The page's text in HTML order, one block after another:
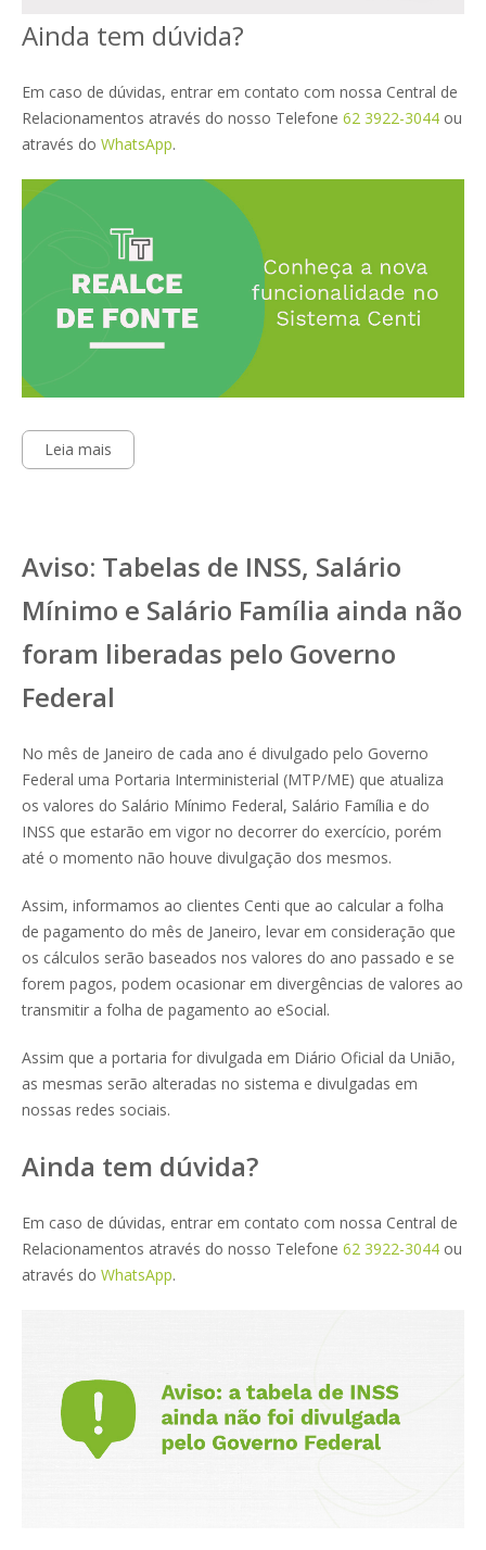
Ainda tem dúvida?
Em caso de dúvidas, entrar em contato com nossa Central de
Relacionamentos através do nosso Telefone 62 3922-3044 ou
através do WhatsApp.
Leia mais
Aviso: Tabelas de INSS, Salário
Mínimo e Salário Família ainda não
foram liberadas pelo Governo
Federal
No mês de Janeiro de cada ano é divulgado pelo Governo
Federal uma Portaria Interministerial (MTP/ME) que atualiza
os valores do Salário Mínimo Federal, Salário Família e do
INSS que estarão em vigor no decorrer do exercício, porém
até o momento não houve divulgação dos mesmos.
Assim, informamos ao clientes Centi que ao calcular a folha
de pagamento do mês de Janeiro, levar em consideração que
os cálculos serão baseados nos valores do ano passado e se
forem pagos, podem ocasionar em divergências de valores ao
transmitir a folha de pagamento ao eSocial.
Assim que a portaria for divulgada em Diário Oficial da União,
as mesmas serão alteradas no sistema e divulgadas em
nossas redes sociais.
Ainda tem dúvida?
Em caso de dúvidas, entrar em contato com nossa Central de
Relacionamentos através do nosso Telefone 62 3922-3044 ou
através do WhatsApp.